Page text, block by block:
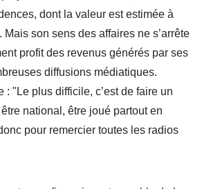
dont la valeur est estimée à
Mais son sens des affaires ne s’arrête
profit des revenus générés par ses
diffusions médiatiques.
: "Le plus difficile, c’est de faire un
national, être joué partout en
pour remercier toutes les radios